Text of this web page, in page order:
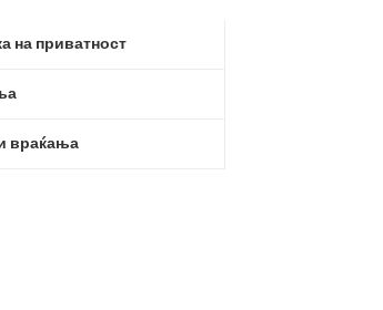
на приватност
враќања